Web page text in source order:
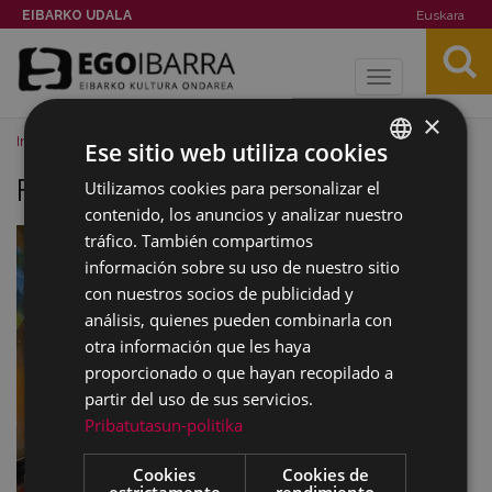
EIBARKO UDALA Euskara
Toggle
Inicio Imágenes Fernando Beorlegi
Fernando Beorlegi BASQUE
SPANISH
×
Ese sitio web utiliza cookies
Utilizamos cookies para personalizar el
contenido, los anuncios y analizar nuestro
tráfico. También compartimos
información sobre su uso de nuestro sitio
con nuestros socios de publicidad y
análisis, quienes pueden combinarla con
otra información que les haya
proporcionado o que hayan recopilado a
partir del uso de sus servicios.
Pribatutasun-politika
Cookies
Cookies de